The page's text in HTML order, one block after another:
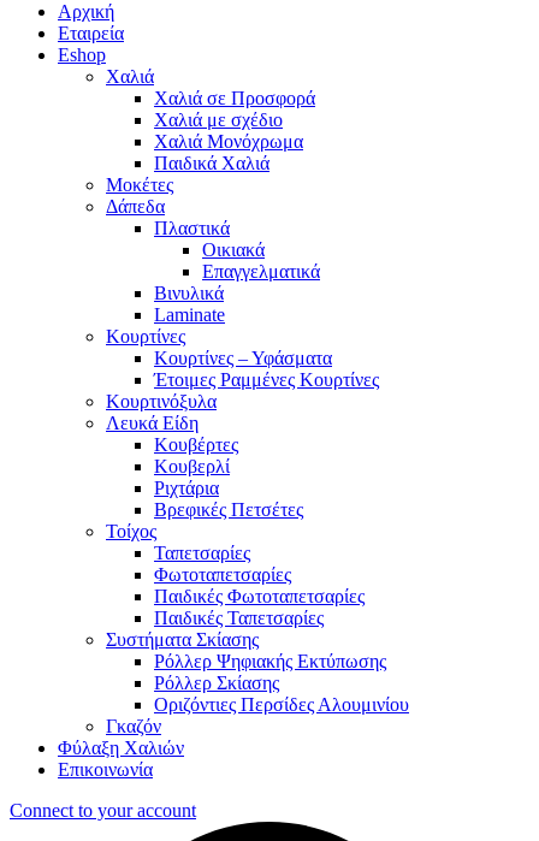
Αρχική
Εταιρεία
Eshop
Χαλιά
Χαλιά σε Προσφορά
Χαλιά με σχέδιο
Χαλιά Μονόχρωμα
Παιδικά Χαλιά
Μοκέτες
Δάπεδα
Πλαστικά
Οικιακά
Επαγγελματικά
Βινυλικά
Laminate
Κουρτίνες
Κουρτίνες – Υφάσματα
Έτοιμες Ραμμένες Κουρτίνες
Κουρτινόξυλα
Λευκά Είδη
Κουβέρτες
Κουβερλί
Ριχτάρια
Βρεφικές Πετσέτες
Τοίχος
Ταπετσαρίες
Φωτοταπετσαρίες
Παιδικές Φωτοταπετσαρίες
Παιδικές Ταπετσαρίες
Συστήματα Σκίασης
Ρόλλερ Ψηφιακής Εκτύπωσης
Ρόλλερ Σκίασης
Οριζόντιες Περσίδες Αλουμινίου
Γκαζόν
Φύλαξη Χαλιών
Επικοινωνία
Connect to your account